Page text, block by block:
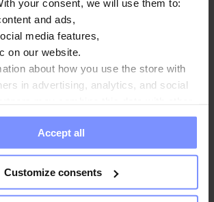
your consent, we will use them to:
and ads,
media features,
on our website.
about how you use the store with
in advertising, analytics, and social
provided to them or that they have
use their services. Do you agree?
Accept all
Customize consents
anzutreffen. Die Pflanze zeichnet
zu den wärmeliebenden Pflanzen und
mit leuchtend gelben Blüten bedeckt.
verwendet, unter
Extrakt verwendet, was sich positiv auf die
auswirkt und einen